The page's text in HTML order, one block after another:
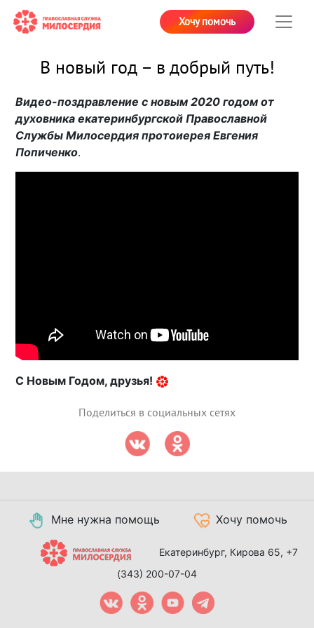
Хочу помочь
В новый год – в добрый путь!
Видео-поздравление с новым 2020 годом от
духовника екатеринбургской Православной
Службы Милосердия протоиерея Евгения
Попиченко.
С Новым Годом, друзья!
Поделиться в социальных сетях
Мне нужна помощь Хочу помочь
Екатеринбург, Кирова 65, +7
(343) 200-07-04